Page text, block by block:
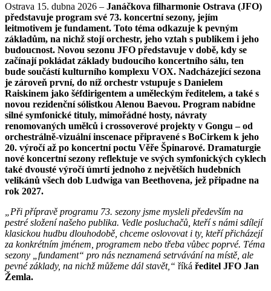
Ostrava 15. dubna 2026 – Janáčkova filharmonie Ostrava (JFO)
představuje program své 73. koncertní sezony, jejím
leitmotivem je fundament. Toto téma odkazuje k pevným
základům, na nichž stojí orchestr, jeho vztah s publikem i jeho
budoucnost. Novou sezonu JFO představuje v době, kdy se
začínají pokládat základy budoucího koncertního sálu, ten
bude součástí kulturního komplexu VOX. Nadcházející sezona
je zároveň první, do níž orchestr vstupuje s Danielem
Raiskinem jako šéfdirigentem a uměleckým ředitelem, a také s
novou rezidenční sólistkou Alenou Baevou. Program nabídne
silné symfonické tituly, mimořádné hosty, návraty
renomovaných umělců i crossoverové projekty v Gongu – od
orchestrálně-vizuální inscenace připravené s BoCirkem k jeho
20. výročí až po koncertní poctu Věře Špinarové. Dramaturgie
nové koncertní sezony reflektuje ve svých symfonických cyklech
také dvousté výročí úmrtí jednoho z největších hudebních
velikánů všech dob Ludwiga van Beethovena, jež připadne na
rok 2027.
„Při přípravě programu 73. sezony jsme mysleli především na
pestré složení našeho publika. Vedle posluchačů, kteří s námi sdílejí
klasickou hudbu dlouhodobě, chceme oslovovat i ty, kteří přicházejí
za konkrétním jménem, programem nebo třeba vůbec poprvé. Téma
sezony „fundament“ pro nás neznamená setrvávání na místě, ale
pevné základy, na nichž můžeme dál stavět,“ říká ředitel JFO Jan
Žemla.